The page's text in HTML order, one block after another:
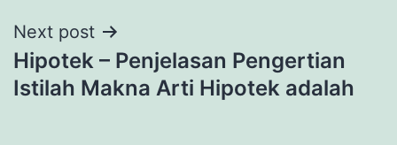
Next post
Hipotek – Penjelasan Pengertian
Istilah Makna Arti Hipotek adalah